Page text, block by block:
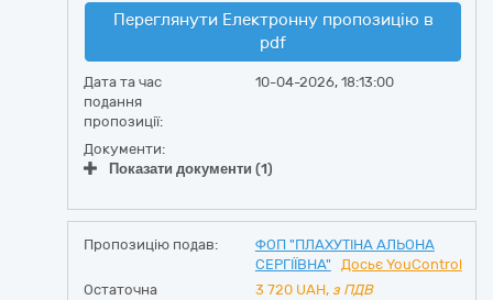
Переглянути Електронну пропозицію в
pdf
Дата та час
подання
пропозиції:
10-04-2026, 18:13:00
Документи:
Показати документи (1)
Пропозицію подав:
ФОП "ПЛАХУТІНА АЛЬОНА
СЕРГІЇВНА"
Досьє YouControl
Остаточна
3 720 UAH, з ПДВ